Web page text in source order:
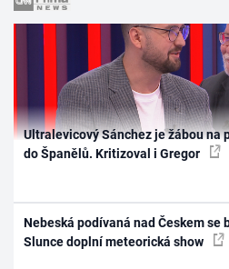
Ultralevicový Sánchez je žábou na
do Španělů. Kritizoval i Gregor
Nebeská podívaná nad Českem
Slunce doplní meteorická show